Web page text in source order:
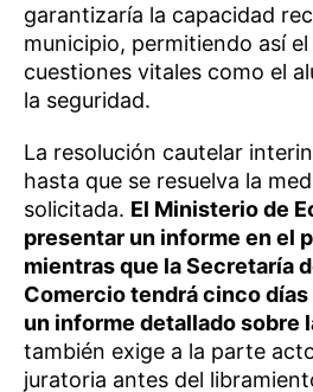
garantizaría la capacidad
municipio, permitiendo así
cuestiones vitales como el
la seguridad.
La resolución cautelar
hasta que se resuelva la
solicitada. El Ministerio de
presentar un informe en el
mientras que la Secretaría
Comercio tendrá cinco
un informe detallado sobre
también exige a la parte
juratoria antes del